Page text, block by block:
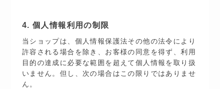
4. 個人情報利用の制限
当ショップは、個人情報保護法その他の法令により
許容される場合を除き、お客様の同意を得ず、利用
目的の達成に必要な範囲を超えて個人情報を取り扱
いません。但し、次の場合はこの限りではありませ
ん。